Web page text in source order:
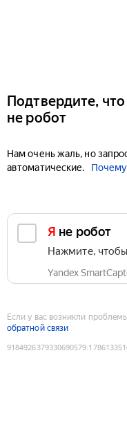
Подтвердите,
не робот
Нам очень жаль, но
автоматические.
Почему
Я не робот
Нажмите,
Yandex
Если у вас возникли
обратной связи
9184926379330690579: